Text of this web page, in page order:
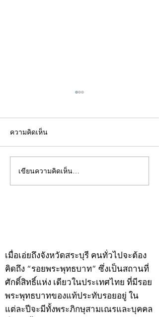
คอลัมน์"จับชีพจรวงการ
พระ"ประจำพุธที่ 29
ความคิดเห็น
เขียนความคิดเห็น…
เมื่อเอ่ยถึงจังหวัดสระบุรี คนทั่วไปจะต้อง
คิดถึง “รอยพระพุทธบาท” ซึ่งเป็นสถานที่
ศักดิ์สิทธิ์แห่ง เดียวในประเทศไทย ที่มีรอย
พระพุทธบาทของแท้ประทับรอยอยู่ ใน
แต่ละปีจะมีทั้งพระภิกษุสามเณรและบุคคล